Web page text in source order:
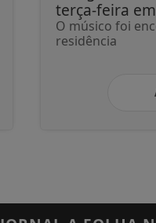
terça-feira
O músico foi
residência